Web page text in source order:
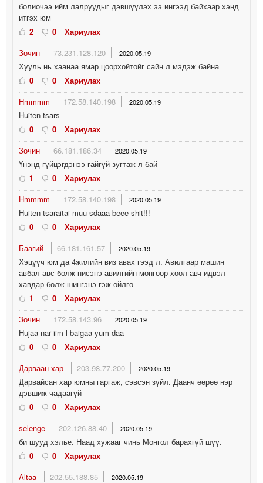
болиочээ ийм лалруудыг дэвшүүлэх ээ ингээд байхаар хэнд
итгэх юм
2
0
Хариулах
Зочин
73.231.128.120 2020.05.19
Хууль нь хаанаа ямар цоорхойтойг сайн л мэдэж байна
0
0
Хариулах
Hmmmm
172.58.140.198 2020.05.19
Huiten tsars
0
0
Хариулах
Зочин
66.181.186.34 2020.05.19
Үнэнд гүйцэгдэнээ гайгүй зугтаж л бай
1
0
Хариулах
Hmmmm
172.58.140.198 2020.05.19
Huiten tsaraitai muu sdaaa beee shit!!!
0
0
Хариулах
Баагий
66.181.161.57 2020.05.19
Хэцүүч юм да 4жилийн виз авах гээд л. Авилгаар машин
авбал авс болж нисэнэ авилгийн монгоор хоол авч идвэл
хавдар болж шингэнэ гэж ойлго
1
0
Хариулах
Зочин
172.58.143.96 2020.05.19
Hujaa nar iim l baigaa yum daa
0
0
Хариулах
Дарваан хар
203.98.77.200 2020.05.19
Дарвайсан хар юмны гаргаж, сэвсэн зүйл. Даанч өөрөө нэр
дэвшиж чадаагүй
0
0
Хариулах
selenge
202.126.88.40 2020.05.19
би шууд хэлье. Наад хужааг чинь Монгол барахгүй шүү.
0
0
Хариулах
Altaa
202.55.188.85 2020.05.19